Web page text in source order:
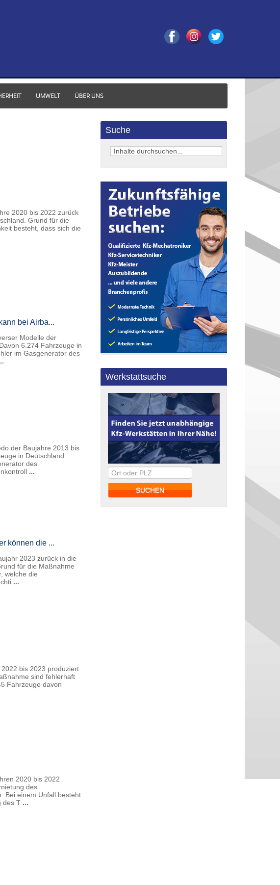
UMWELT ÜBER UNS
2020 bis 2022 zurück
Grund für die
besteht, dass sich die
bei Airba...
Modelle der
6.274 Fahrzeuge in
im Gasgenerator des
der Baujahre 2013 bis
in Deutschland.
des
...
können die ...
2023 zurück in die
für die Maßnahme
welche die
...
bis 2023 produziert
sind fehlerhaft
Fahrzeuge davon
2020 bis 2022
des
Bei einem Unfall besteht
des T ...
Suche
Werkstattsuche